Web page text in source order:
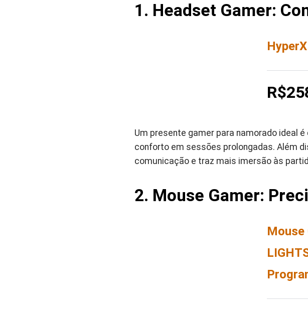
1. Headset Gamer:
Um presente gamer para namorado ideal
conforto em sessões prolongadas. Além
comunicação e traz mais imersão às
2. Mouse Gamer:
Mouse